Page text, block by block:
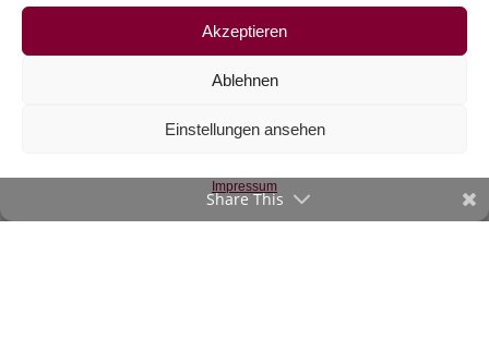
Akzeptieren
Ablehnen
Einstellungen ansehen
Impressum
Walk-Jacke
Share This